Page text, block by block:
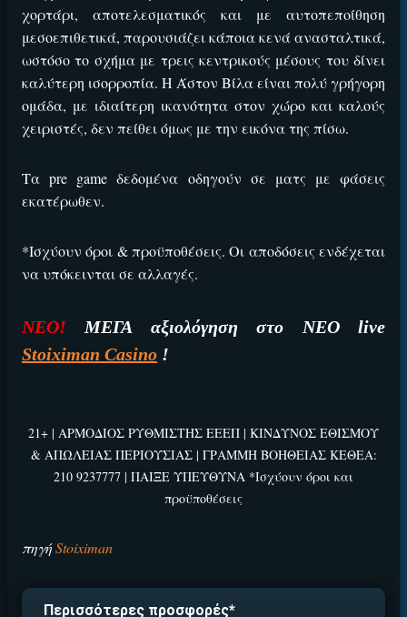
χορτάρι, αποτελεσματικός και με αυτοπεποίθηση
μεσοεπιθετικά, παρουσιάζει κάποια κενά ανασταλτικά,
ωστόσο το σχήμα με τρεις κεντρικούς μέσους του δίνει
καλύτερη ισορροπία. Η Άστον Βίλα είναι πολύ γρήγορη
ομάδα, με ιδιαίτερη ικανότητα στον χώρο και καλούς
χειριστές, δεν πείθει όμως με την εικόνα της πίσω.
Τα pre game δεδομένα οδηγούν σε ματς με φάσεις
εκατέρωθεν.
*Ισχύουν όροι & προϋποθέσεις. Οι αποδόσεις ενδέχεται
να υπόκεινται σε αλλαγές.
ΝΕΟ! ΜΕΓΑ αξιολόγηση στο ΝΕΟ live
Stoiximan Casino !
21+ | ΑΡΜΟΔΙΟΣ ΡΥΘΜΙΣΤΗΣ ΕΕΕΠ | ΚΙΝΔΥΝΟΣ ΕΘΙΣΜΟΥ
& ΑΠΩΛΕΙΑΣ ΠΕΡΙΟΥΣΙΑΣ | ΓΡΑΜΜΗ ΒΟΗΘΕΙΑΣ ΚΕΘΕΑ:
210 9237777 | ΠΑΙΞΕ ΥΠΕΥΘΥΝΑ *Ισχύουν όροι και
προϋποθέσεις
πηγήStoiximan
Περισσότερες προσφορές*
ΕΓΚΡΙΣΗ ΑΠΟ ΑΡΧΟΝΤΑ ΕΓΚΡΙΣΗ ΑΠΟ ΑΡΧΟΝΤΑ ↪ΠΑΙΞΕ ΝΟΜΙΜΑ
ΕΕΕΠ | 21+ | ΠΑΙΞΕ ΥΠΕΥΘΥΝΑ